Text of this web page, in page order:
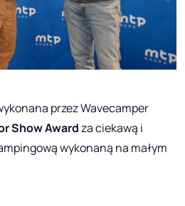
przez Wavecamper
Show Awardza ciekawą i
wykonaną na małym